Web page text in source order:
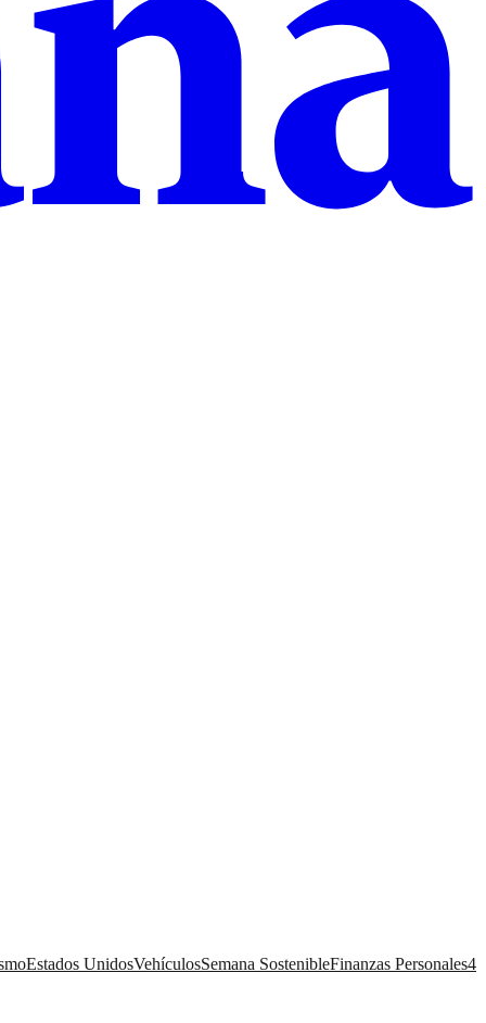
Estados UnidosVehículosSemana SostenibleFinanzas Personales4